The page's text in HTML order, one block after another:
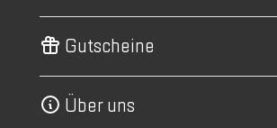
Gutscheine
Über uns